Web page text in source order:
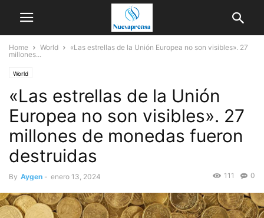
Home World
«Las estrellas de la Unión Europea no son visibles». 27
millones...
World
«Las estrellas de la Unión
Europea no son visibles». 27
millones de monedas fueron
destruidas
By Aygen - enero 13, 2024 0
111